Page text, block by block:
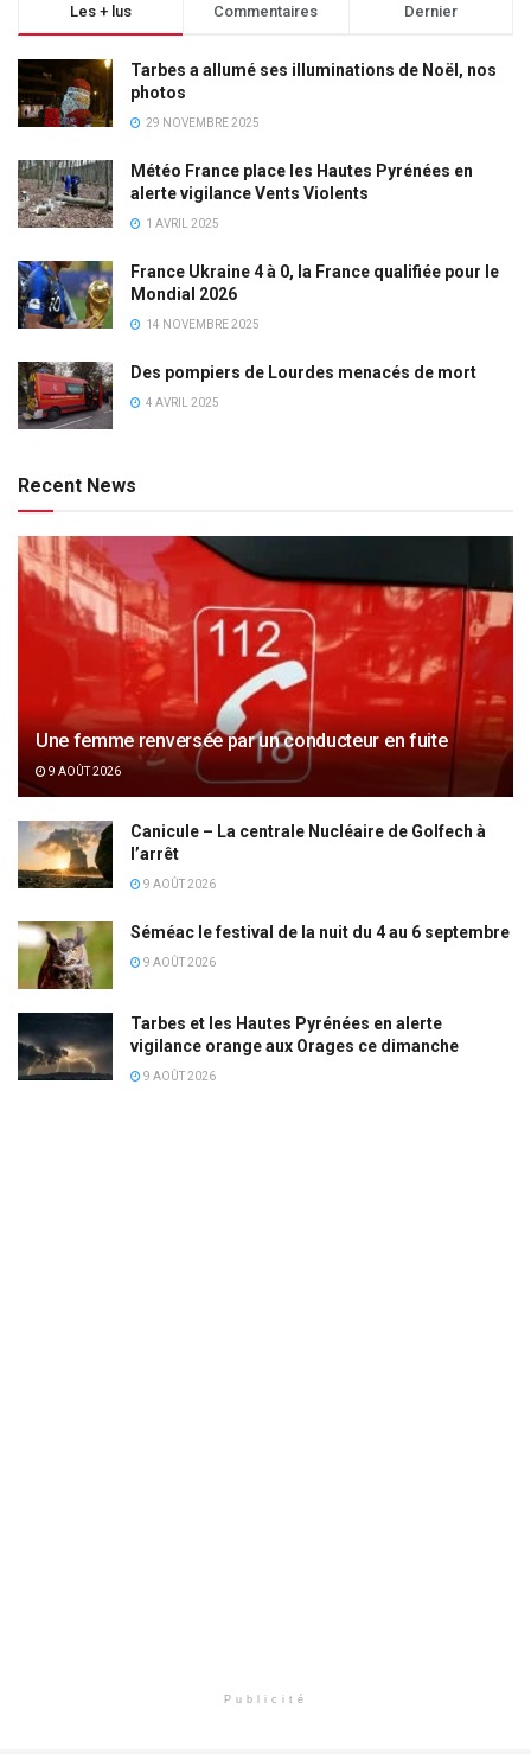
Les + lus Commentaires Dernier
Tarbes a allumé ses illuminations de Noël, nos
photos
29 NOVEMBRE 2025
Météo France place les Hautes Pyrénées en
alerte vigilance Vents Violents
1 AVRIL 2025
France Ukraine 4 à 0, la France qualifiée pour le
Mondial 2026
14 NOVEMBRE 2025
Des pompiers de Lourdes menacés de mort
4 AVRIL 2025
Recent News
Une femme renversée par un conducteur en fuite
9 AOÛT 2026
Canicule – La centrale Nucléaire de Golfech à
l’arrêt
9 AOÛT 2026
Séméac le festival de la nuit du 4 au 6 septembre
9 AOÛT 2026
Tarbes et les Hautes Pyrénées en alerte
vigilance orange aux Orages ce dimanche
9 AOÛT 2026
Publicité